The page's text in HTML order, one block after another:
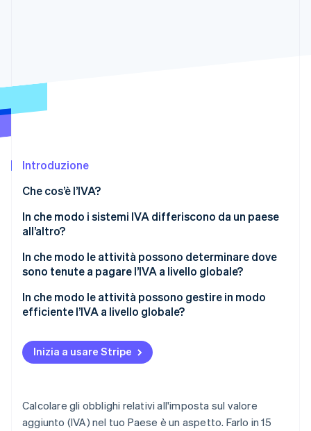
Rimozione del carbonio
Stripe Sessions 2026
Scopri come Stripe sta costruendo l'infrastruttura
Guarda ora
Introduzione
Che cos’è l’IVA?
In che modo i sistemi IVA differiscono da un paese
all’altro?
Aliquote IVA
Esenzioni e aliquote pari a zero
Soglie di registrazione
In che modo le attività possono determinare dove
sono tenute a pagare l’IVA a livello globale?
Inizia dalla località in cui operi fisicamente
Considera dove vendi, in particolare ai clienti
Presta attenzione ai servizi digitali
Monitora e controlla l’attività commerciale e le
norme IVA
In che modo le attività possono gestire in modo
efficiente l’IVA a livello globale?
Automatizza il calcolo delle imposte al momento
del completamento della transazione
Unifica le tue operazioni relative all’IVA
Inizia a usare Stripe
Calcolare gli obblighi relativi all'imposta sul valore
aggiunto (IVA) nel tuo Paese è un aspetto. Farlo in 15